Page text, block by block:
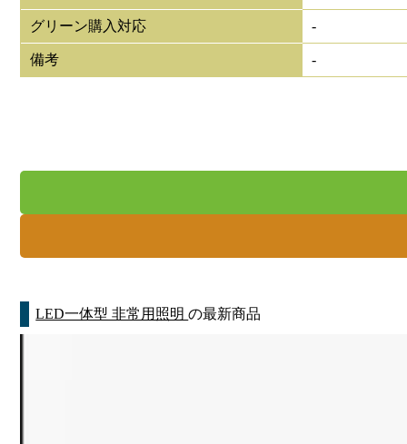
グリーン購入対応 -
備考 -
LED一体型 非常用照明の最新商品